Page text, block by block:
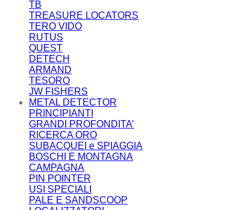
TB
TREASURE LOCATORS
TERO VIDO
RUTUS
QUEST
DETECH
ARMAND
TESORO
JW FISHERS
METAL DETECTOR
PRINCIPIANTI
GRANDI PROFONDITA’
RICERCA ORO
SUBACQUEI e SPIAGGIA
BOSCHI E MONTAGNA
CAMPAGNA
PIN POINTER
USI SPECIALI
PALE E SANDSCOOP